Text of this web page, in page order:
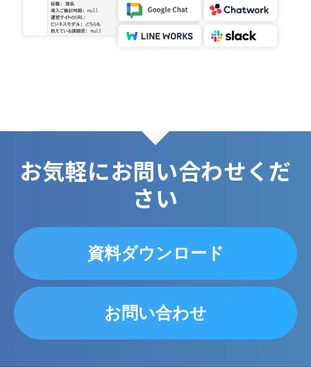
お気軽にお問い合わせくだ
さい
資料ダウンロード
お問い合わせ